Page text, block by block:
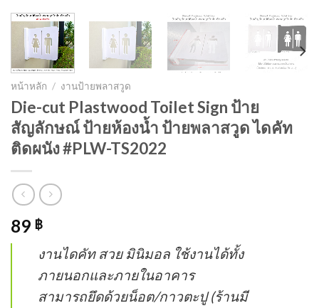
หน้าหลัก / งานป้ายพลาสวูด
Die-cut Plastwood Toilet Sign ป้าย
สัญลักษณ์ ป้ายห้องน้ำ ป้ายพลาสวูด ไดคัท
ติดผนัง #PLW-TS2022
89 ฿
งานไดคัท สวย มินิมอล ใช้งานได้ทั้ง
ภายนอกและภายในอาคาร
สามารถยึดด้วยน็อต/กาวตะปู (ร้านมี